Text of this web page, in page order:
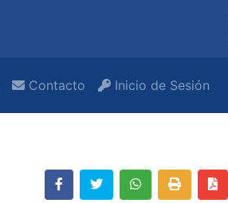
Contacto Inicio de Sesión